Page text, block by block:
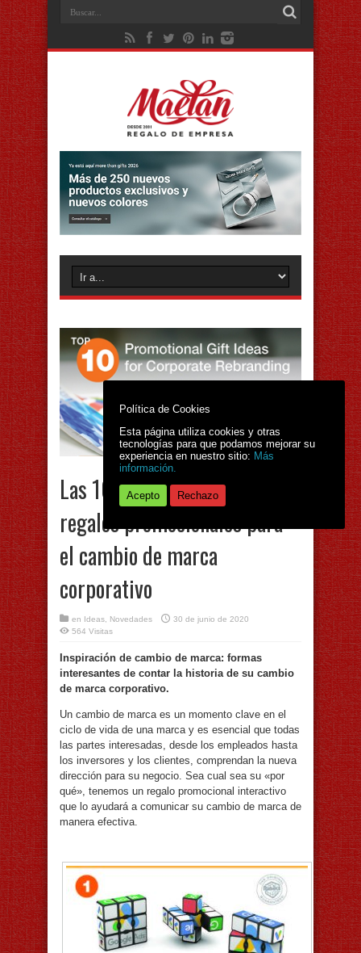
Las 10 mejores ideas de
regalos promocionales para
el cambio de marca
corporativo
en Ideas, Novedades
30 de junio de 2020
564 Visitas
Inspiración de cambio de marca: formas
interesantes de contar la historia de su cambio
de marca corporativo.
Un cambio de marca es un momento clave en el
ciclo de vida de una marca y es esencial que todas
las partes interesadas, desde los empleados hasta
los inversores y los clientes, comprendan la nueva
dirección para su negocio. Sea cual sea su «por
qué», tenemos un regalo promocional interactivo
que lo ayudará a comunicar su cambio de marca de
manera efectiva.
Política de Cookies
Esta página utiliza cookies y otras
tecnologías para que podamos mejorar su
experiencia en nuestro sitio: Más
información.
Acepto Rechazo